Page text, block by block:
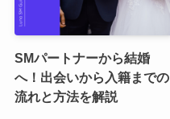
SMパートナーから結婚
へ！出会いから入籍までの
流れと方法を解説